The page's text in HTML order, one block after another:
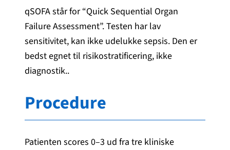
qSOFA står for “Quick Sequential Organ
Failure Assessment”. Testen har lav
sensitivitet, kan ikke udelukke sepsis. Den er
bedst egnet til risikostratificering, ikke
diagnostik..
Procedure
Patienten scores 0–3 ud fra tre kliniske